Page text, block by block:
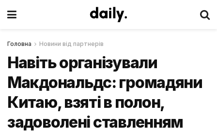
Головна Новини від партнерів
Навіть організували
Макдональдс: громадяни
Китаю, взяті в полон,
задоволені ставленням